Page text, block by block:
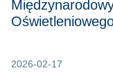
2026-02-17